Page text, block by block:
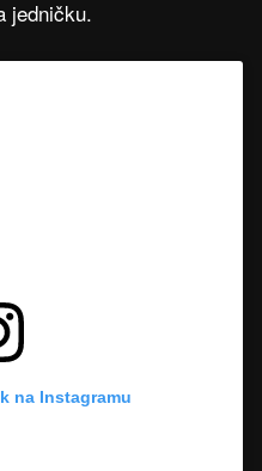
jedničku.
na Instagramu